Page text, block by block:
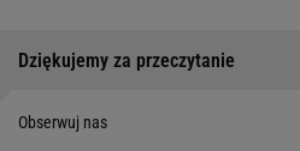
Dziękujemy za przeczytanie
Obserwuj nas